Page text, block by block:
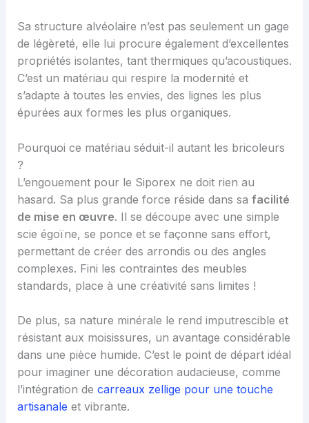
Sa structure alvéolaire n’est pas seulement un gage
de légèreté, elle lui procure également d’excellentes
propriétés isolantes, tant thermiques qu’acoustiques.
C’est un matériau qui respire la modernité et
s’adapte à toutes les envies, des lignes les plus
épurées aux formes les plus organiques.
Pourquoi ce matériau séduit-il autant les bricoleurs
?
L’engouement pour le Siporex ne doit rien au
hasard. Sa plus grande force réside dans sa facilité
de mise en œuvre. Il se découpe avec une simple
scie égoïne, se ponce et se façonne sans effort,
permettant de créer des arrondis ou des angles
complexes. Fini les contraintes des meubles
standards, place à une créativité sans limites !
De plus, sa nature minérale le rend imputrescible et
résistant aux moisissures, un avantage considérable
dans une pièce humide. C’est le point de départ idéal
pour imaginer une décoration audacieuse, comme
l’intégration de carreaux zellige pour une touche
artisanale et vibrante.